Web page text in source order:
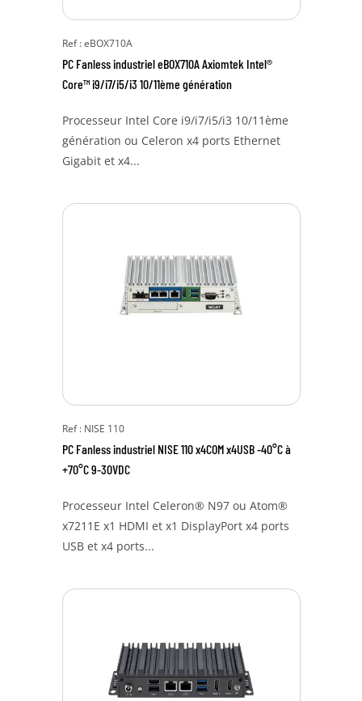
Ref : eBOX710A
PC Fanless industriel eBOX710A Axiomtek Intel®
Core™ i9/i7/i5/i3 10/11ème génération
Processeur Intel Core i9/i7/i5/i3 10/11ème
génération ou Celeron x4 ports Ethernet
Gigabit et x4...
Ref : NISE 110
PC Fanless industriel NISE 110 x4COM x4USB -40°C à
+70°C 9-30VDC
Processeur Intel Celeron® N97 ou Atom®
x7211E x1 HDMI et x1 DisplayPort x4 ports
USB et x4 ports...